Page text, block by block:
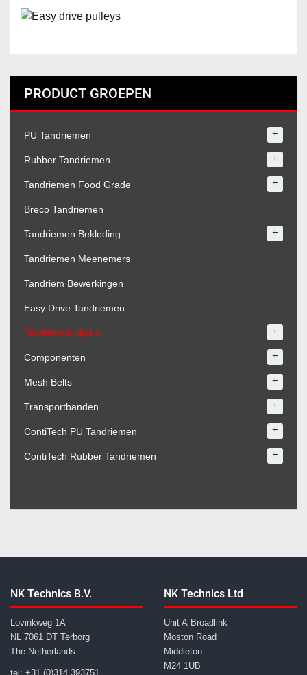
PRODUCT GROEPEN
PU Tandriemen +
Rubber Tandriemen +
Tandriemen Food Grade +
Breco Tandriemen
Tandriemen Bekleding +
Tandriemen Meenemers
Tandriem Bewerkingen
Easy Drive Tandriemen
Tandriemschijven +
Componenten +
Mesh Belts +
Transportbanden +
ContiTech PU Tandriemen +
ContiTech Rubber Tandriemen +
NK Technics B.V.
Lovinkweg 1A
NL 7061 DT Terborg
The Netherlands
tel: +31 (0)314 393751
NK Technics Ltd
Unit A Broadlink
Moston Road
Middleton
M24 1UB